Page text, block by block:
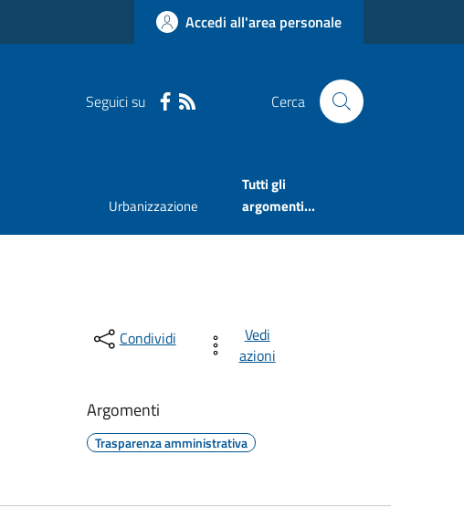
Accedi all'area personale
Seguici su Cerca
Urbanizzazione
Tutti gli
argomenti...
Condividi
Vedi
azioni
Argomenti
Trasparenza amministrativa